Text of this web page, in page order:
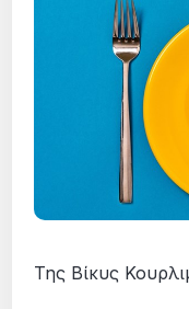
Της Βίκυς